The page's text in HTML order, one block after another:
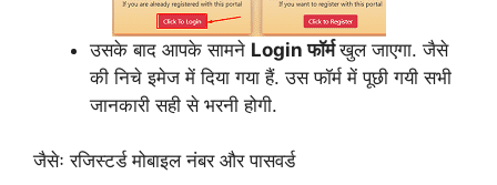
उसके बाद आपके सामने Login फॉर्मखुल जाएगा. जैसे
की निचे इमेज में दिया गया हैं. उस फॉर्म में पूछी गयी सभी
जानकारी सही से भरनी होगी.
जैसेः रजिस्टर्ड मोबाइल नंबर और पासवर्ड